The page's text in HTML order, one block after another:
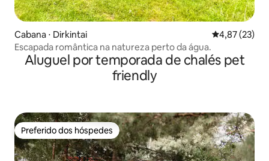
Cabana ⋅ Dirkintai 4,87 de uma
4,87 (23)
Escapada romântica na natureza perto da água.
Aluguel por temporada de chalés pet
friendly
Preferido dos hóspedes
Preferido dos hóspedes